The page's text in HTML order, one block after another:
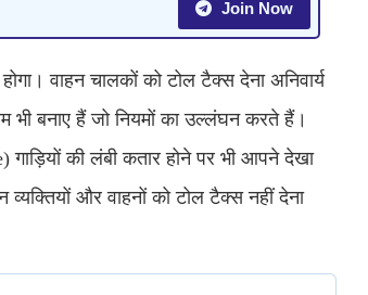
Join Now
वाहन चालकों को टोल टैक्स देना अनिवार्य
भी बनाए हैं जो नियमों का उल्लंघन करते हैं।
की लंबी कतार होने पर भी आपने देखा
और वाहनों को टोल टैक्स नहीं देना